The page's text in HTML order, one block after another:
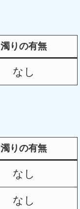
濁りの有無
なし
濁りの有無
なし
なし